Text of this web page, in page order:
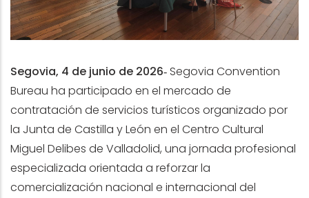
Segovia, 4 de junio de 2026‑ Segovia Convention
Bureau ha participado en el mercado de
contratación de servicios turísticos organizado por
la Junta de Castilla y León en el Centro Cultural
Miguel Delibes de Valladolid, una jornada profesional
especializada orientada a reforzar la
comercialización nacional e internacional del